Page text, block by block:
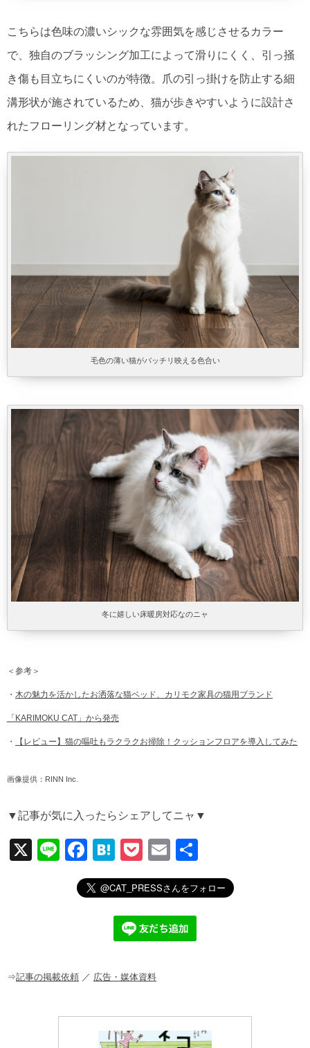
こちらは色味の濃いシックな雰囲気を感じさせるカラー
で、独自のブラッシング加工によって滑りにくく、引っ掻
き傷も目立ちにくいのが特徴。爪の引っ掛けを防止する細
溝形状が施されているため、猫が歩きやすいように設計さ
れたフローリング材となっています。
毛色の薄い猫がバッチリ映える色合い
冬に嬉しい床暖房対応なのニャ
＜参考＞
・ 木の魅力を活かしたお洒落な猫ベッド、カリモク家具の猫用ブランド
「KARIMOKU CAT」から発売
・ 【レビュー】猫の嘔吐もラクラクお掃除！クッションフロアを導入してみた
画像提供：RINN Inc.
▼記事が気に入ったらシェアしてニャ▼
X
Li
F
a
c
o
H
at
e
n
a
P
o
ck
et
E
m
ail
有
⇒記事の掲載依頼 ／ 広告・媒体資料